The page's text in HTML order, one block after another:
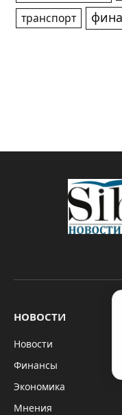
транспорт
НОВОСТИ
Новости
Финансы
Экономика
Мнения